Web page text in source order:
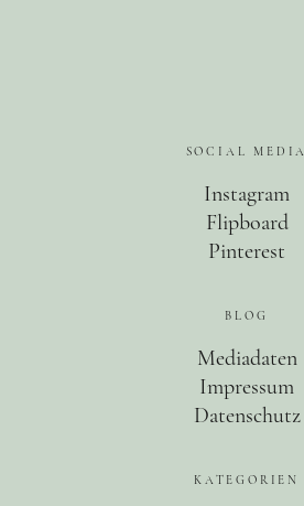
SOCIAL MEDIA
Instagram
Flipboard
Pinterest
BLOG
Mediadaten
Impressum
Datenschutz
KATEGORIEN